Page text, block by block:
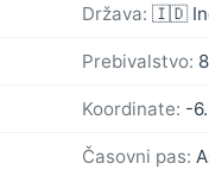
Država: 🇮🇩
Prebivalstvo:
Koordinate: -
Časovni pas: